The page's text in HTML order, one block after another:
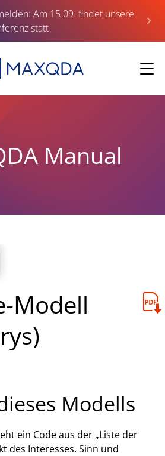
Am 15.09. findet unsere
statt
Manual
Modell
Modells
ein Code aus der „Liste der
des Interesses. Sinn und